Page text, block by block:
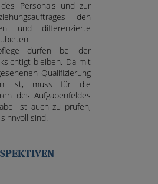
Personals und zur
den
und differenzierte
dürfen bei der
bleiben. Da mit
Qualifizierung
ist, muss für die
des Aufgabenfeldes
ist auch zu prüfen,
sind.